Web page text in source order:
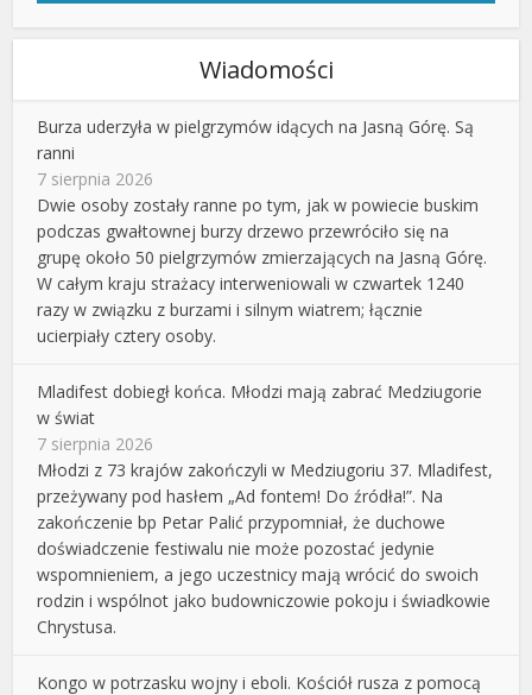
Wiadomości
Burza uderzyła w pielgrzymów idących na Jasną Górę. Są
ranni
7 sierpnia 2026
Dwie osoby zostały ranne po tym, jak w powiecie buskim
podczas gwałtownej burzy drzewo przewróciło się na
grupę około 50 pielgrzymów zmierzających na Jasną Górę.
W całym kraju strażacy interweniowali w czwartek 1240
razy w związku z burzami i silnym wiatrem; łącznie
ucierpiały cztery osoby.
Mladifest dobiegł końca. Młodzi mają zabrać Medziugorie
w świat
7 sierpnia 2026
Młodzi z 73 krajów zakończyli w Medziugoriu 37. Mladifest,
przeżywany pod hasłem „Ad fontem! Do źródła!”. Na
zakończenie bp Petar Palić przypomniał, że duchowe
doświadczenie festiwalu nie może pozostać jedynie
wspomnieniem, a jego uczestnicy mają wrócić do swoich
rodzin i wspólnot jako budowniczowie pokoju i świadkowie
Chrystusa.
Kongo w potrzasku wojny i eboli. Kościół rusza z pomocą